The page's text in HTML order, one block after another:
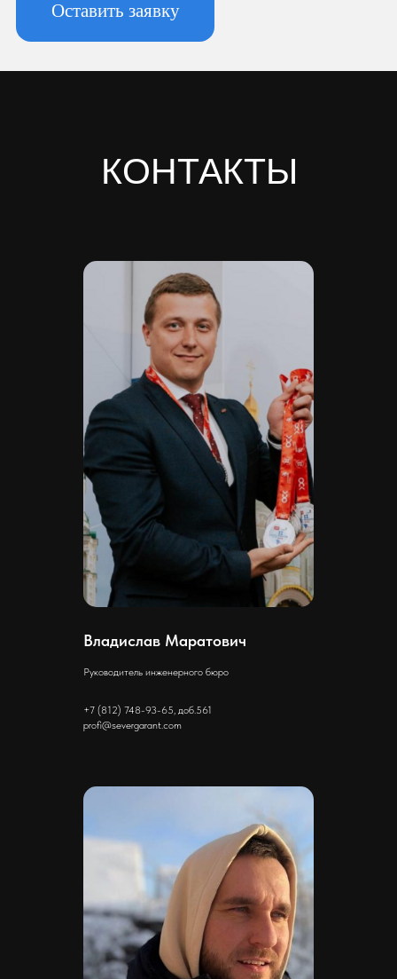
Владислав Маратович
Руководитель инженерного бюро
+7 (812) 748-93-65, доб.561
profi@severgarant.com
3, к. 2, литера А, помещ. 135-Н офис А-1,
комната 2
Реквизиты:
БИК 044525104
Банк ООО "Банк Точка"